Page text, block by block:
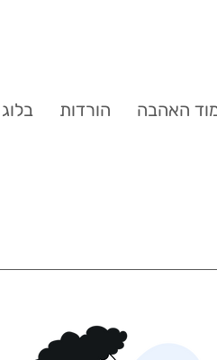
האהבה הורדות בלוג